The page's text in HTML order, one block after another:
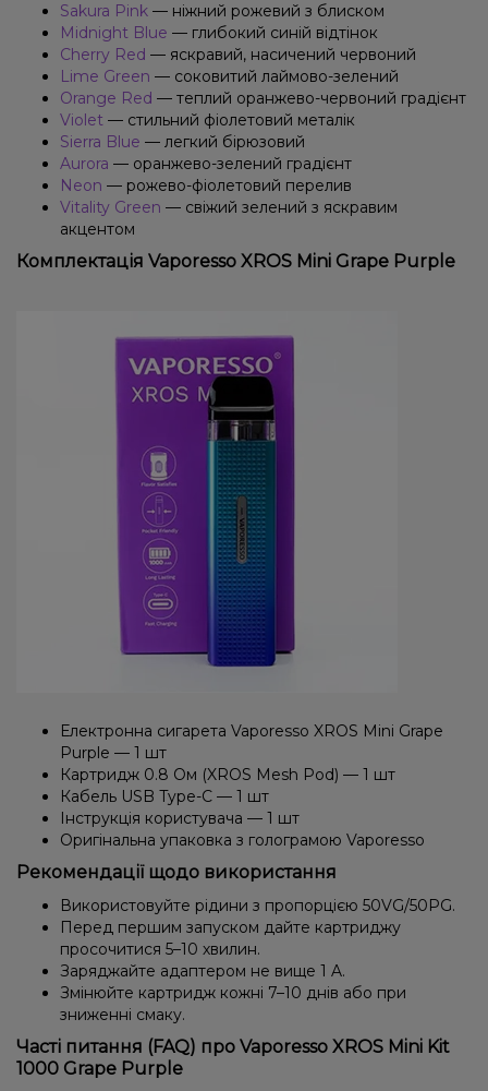
Sakura Pink — ніжний рожевий з блиском
Midnight Blue — глибокий синій відтінок
Cherry Red — яскравий, насичений червоний
Lime Green — соковитий лаймово-зелений
Orange Red — теплий оранжево-червоний градієнт
Violet — стильний фіолетовий металік
Sierra Blue — легкий бірюзовий
Aurora — оранжево-зелений градієнт
Neon — рожево-фіолетовий перелив
Vitality Green — свіжий зелений з яскравим
акцентом
Комплектація Vaporesso XROS Mini Grape Purple
Електронна сигарета Vaporesso XROS Mini Grape
Purple — 1 шт
Картридж 0.8 Ом (XROS Mesh Pod) — 1 шт
Кабель USB Type-C — 1 шт
Інструкція користувача — 1 шт
Оригінальна упаковка з голограмою Vaporesso
Рекомендації щодо використання
Використовуйте рідини з пропорцією 50VG/50PG.
Перед першим запуском дайте картриджу
просочитися 5–10 хвилин.
Заряджайте адаптером не вище 1 A.
Змінюйте картридж кожні 7–10 днів або при
зниженні смаку.
Часті питання (FAQ) про Vaporesso XROS Mini Kit
1000 Grape Purple